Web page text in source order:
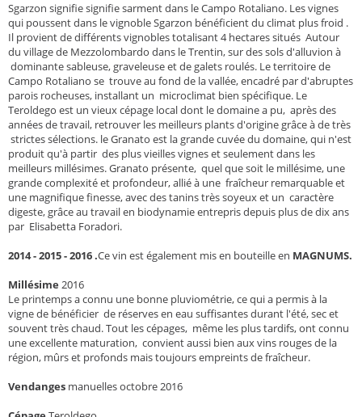
Sgarzon signifie signifie sarment dans le Campo Rotaliano. Les vignes
qui poussent dans le vignoble Sgarzon bénéficient du climat plus froid .
Il provient de différents vignobles totalisant 4 hectares situés Autour
du village de Mezzolombardo dans le Trentin, sur des sols d'alluvion à
dominante sableuse, graveleuse et de galets roulés. Le territoire de
Campo Rotaliano se trouve au fond de la vallée, encadré par d'abruptes
parois rocheuses, installant un microclimat bien spécifique. Le
Teroldego est un vieux cépage local dont le domaine a pu, après des
années de travail, retrouver les meilleurs plants d'origine grâce à de très
strictes sélections. le Granato est la grande cuvée du domaine, qui n'est
produit qu'à partir des plus vieilles vignes et seulement dans les
meilleurs millésimes. Granato présente, quel que soit le millésime, une
grande complexité et profondeur, allié à une fraîcheur remarquable et
une magnifique finesse, avec des tanins très soyeux et un caractère
digeste, grâce au travail en biodynamie entrepris depuis plus de dix ans
par Elisabetta Foradori.
2014 - 2015 - 2016 .Ce vin est également mis en bouteille en MAGNUMS.
Millésime 2016
Le printemps a connu une bonne pluviométrie, ce qui a permis à la
vigne de bénéficier de réserves en eau suffisantes durant l'été, sec et
souvent très chaud. Tout les cépages, même les plus tardifs, ont connu
une excellente maturation, convient aussi bien aux vins rouges de la
région, mûrs et profonds mais toujours empreints de fraîcheur.
Vendanges manuelles octobre 2016